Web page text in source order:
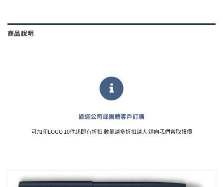
商品說明
歡迎公司或團體客戶訂購
可加印LOGO 10件起即有折扣 數量越多折扣越大 請向我們索取報價